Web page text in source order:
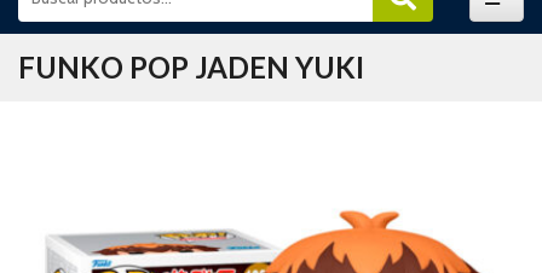
FUNKO POP JADEN YUKI